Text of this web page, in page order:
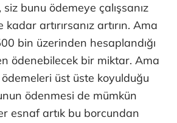
bunu ödemeye çalışsanız
kadar artırırsanız artırın. Ama
bin üzerinden hesaplandığı
ödenebilecek bir miktar. Ama
üst üste koyulduğu
ödenmesi de mümkün
esnaf artık bu borcundan